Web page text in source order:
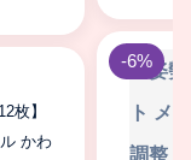
枚】
かわ
-6%